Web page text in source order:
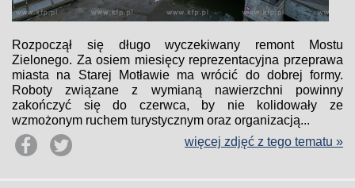
Rozpoczął się długo wyczekiwany remont Mostu
Zielonego. Za osiem miesięcy reprezentacyjna przeprawa
miasta na Starej Motławie ma wrócić do dobrej formy.
Roboty związane z wymianą nawierzchni powinny
zakończyć się do czerwca, by nie kolidowały ze
wzmożonym ruchem turystycznym oraz organizacją...
więcej zdjęć z tego tematu »